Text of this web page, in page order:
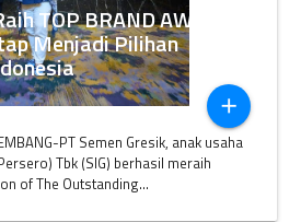
TOP BRAND AWARDS
Menjadi Pilihan
add
PT Semen Gresik, anak usaha
Tbk (SIG) berhasil meraih
of The Outstanding...